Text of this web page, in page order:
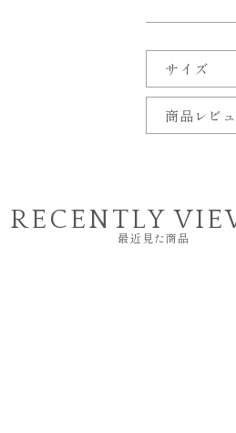
サイズ
商品レビ
RECENTLY
最近見た商品